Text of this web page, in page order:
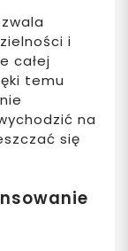
i
całej
temu
na
się